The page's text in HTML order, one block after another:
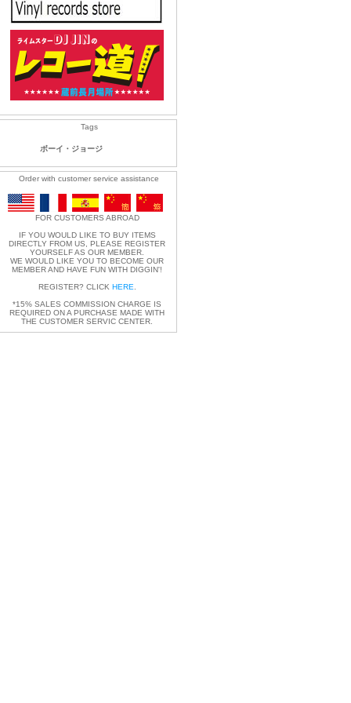
Tags
ボーイ・ジョージ
Order with customer service assistance
FOR CUSTOMERS ABROAD
IF YOU WOULD LIKE TO BUY ITEMS
DIRECTLY FROM US, PLEASE REGISTER
YOURSELF AS OUR MEMBER.
WE WOULD LIKE YOU TO BECOME OUR
MEMBER AND HAVE FUN WITH DIGGIN'!
REGISTER? CLICK HERE
*15% SALES COMMISSION CHARGE IS
REQUIRED ON A PURCHASE MADE WITH
THE CUSTOMER SERVIC CENTER.